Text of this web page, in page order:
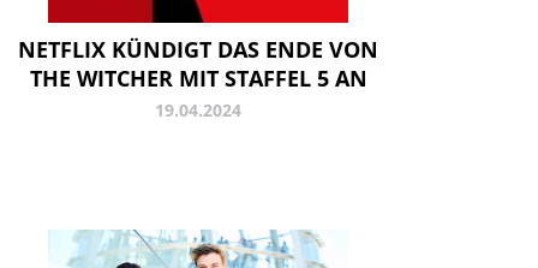
NETFLIX KÜNDIGT DAS ENDE VON
THE WITCHER MIT STAFFEL 5 AN
19.04.2024